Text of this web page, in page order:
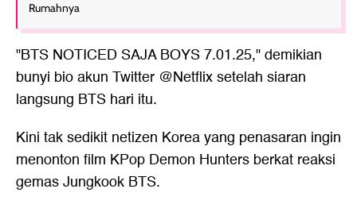
Rumahnya
"BTS NOTICED SAJA BOYS 7.01.25," demikian
bunyi bio akun Twitter @Netflix setelah siaran
langsung BTS hari itu.
Kini tak sedikit netizen Korea yang penasaran ingin
menonton film KPop Demon Hunters berkat reaksi
gemas Jungkook BTS.